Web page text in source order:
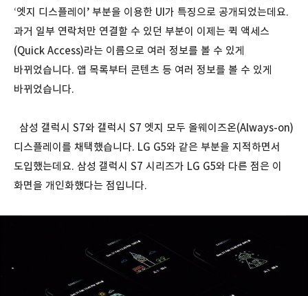
‘엣지 디스플레이’ 부분을 이용한 UI가 특징으로 공개되었는데요.
과거 일부 연락처만 연결할 수 있던 부분이 이제는 퀵 액세스
(Quick Access)라는 이름으로 여러 정보를 볼 수 있게
바뀌었습니다. 앱 목록부터 콘텐츠 등 여러 정보를 볼 수 있게
바뀌었습니다.
삼성 갤럭시 S7와 갤럭시 S7 엣지 모두 올웨이즈온(Always-on)
디스플레이를 채택했습니다. LG G5와 같은 부분을 지적하면서
도입했는데요. 삼성 갤럭시 S7 시리즈가 LG G5와 다른 점은 이
화면을 개인화했다는 점입니다.